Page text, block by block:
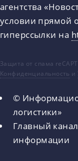
агентства
условии прямой
гиперссылки на
Защита от спама
Конфиденциальность и
©
логистики»
Главный
информации